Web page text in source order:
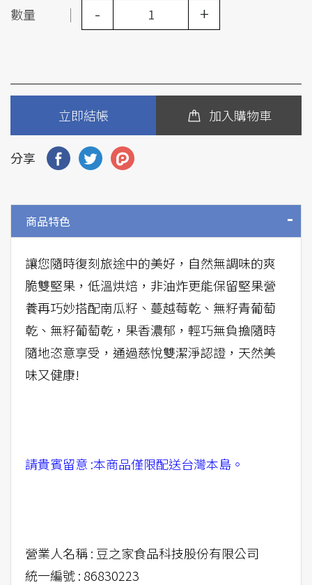
數量
- +
立即結帳 加入購物車
分享
商品特色
讓您隨時復刻旅途中的美好，自然無調味的爽
脆雙堅果，低溫烘焙，非油炸更能保留堅果營
養再巧妙搭配南瓜籽、蔓越莓乾、無籽青葡萄
乾、無籽葡萄乾，果香濃郁，輕巧無負擔隨時
隨地恣意享受，通過慈悅雙潔淨認證，天然美
味又健康!
請貴賓留意 :本商品僅限配送台灣本島。
營業人名稱 : 豆之家食品科技股份有限公司
統一編號 : 86830223